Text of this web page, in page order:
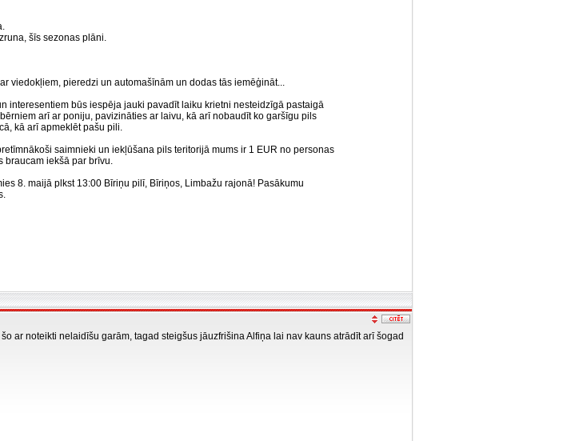
šīs sezonas plāni.
viedokļiem, pieredzi un automašīnām un dodas tās iemēģināt...
interesentiem būs iespēja jauki pavadīt laiku krietni nesteidzīgā pastaigā
arī ar poniju, pavizināties ar laivu, kā arī nobaudīt ko garšīgu pils
kā arī apmeklēt pašu pili.
saimnieki un iekļūšana pils teritorijā mums ir 1 EUR no personas
braucam iekšā par brīvu.
8. maijā plkst 13:00 Bīriņu pilī, Bīriņos, Limbažu rajonā! Pasākumu
ar noteikti nelaidīšu garām, tagad steigšus jāuzfrišina Alfiņa lai nav kauns atrādīt arī šogad